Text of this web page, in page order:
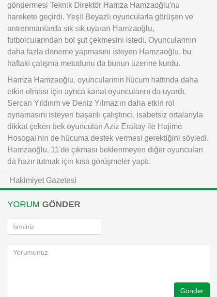
göndermesi Teknik Direktör Hamza Hamzaoğlu'nu
harekete geçirdi. Yeşil Beyazlı oyuncularla görüşen ve
antrenmanlarda sık sık uyaran Hamzaoğlu,
futbolcularından bol şut çekmesini istedi. Oyuncularının
daha fazla deneme yapmasını isteyen Hamzaoğlu, bu
haftaki çalışma metodunu da bunun üzerine kurdu.
Hamza Hamzaoğlu, oyuncularının hücum hattında daha
etkin olması için ayrıca kanat oyuncularını da uyardı.
Sercan Yıldırım ve Deniz Yılmaz'ın daha etkin rol
oynamasını isteyen başarılı çalıştırıcı, isabetsiz ortalarıyla
dikkat çeken bek oyuncuları Aziz Eraltay ile Hajime
Hosogai'nin de hücuma destek vermesi gerektiğini söyledi.
Hamzaoğlu, 11'de çıkması beklenmeyen diğer oyuncuları
da hazır tutmak için kısa görüşmeler yaptı.
Hakimiyet Gazetesi
YORUM GÖNDER
Gönder